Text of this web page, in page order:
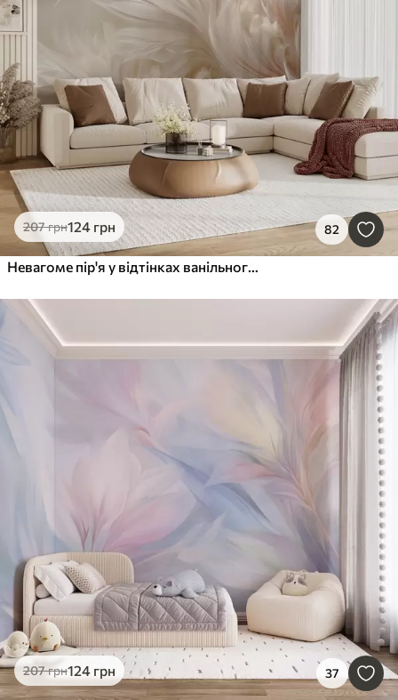
207грн124 грн 82
Невагоме пір'я у відтінках ванільного крему
207грн124 грн 37